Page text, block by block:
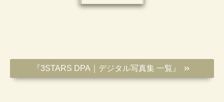
『3STARS DPA｜デジタル写真集 一覧 』 ＞＞